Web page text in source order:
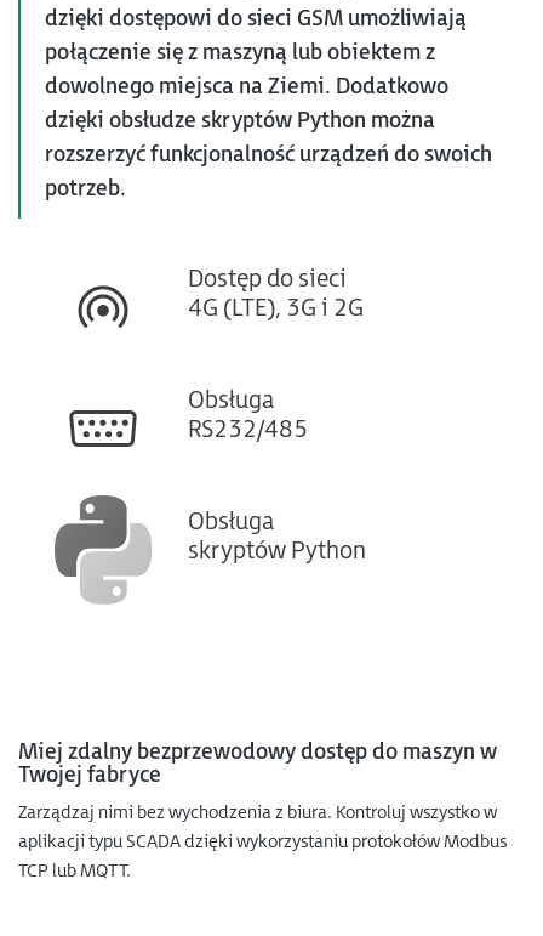
dzięki dostępowi do sieci GSM umożliwiają
połączenie się z maszyną lub obiektem z
dowolnego miejsca na Ziemi. Dodatkowo
dzięki obsłudze skryptów Python można
rozszerzyć funkcjonalność urządzeń do swoich
potrzeb.
Dostęp do sieci
4G (LTE), 3G i 2G
Obsługa
RS232/485
Obsługa
skryptów Python
Miej zdalny bezprzewodowy dostęp do maszyn w
Twojej fabryce
Zarządzaj nimi bez wychodzenia z biura. Kontroluj wszystko w
aplikacji typu SCADA dzięki wykorzystaniu protokołów Modbus
TCP lub MQTT.